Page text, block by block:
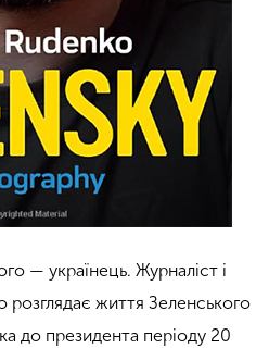
— українець. Журналіст і
розглядає життя Зеленського
до президента періоду 20